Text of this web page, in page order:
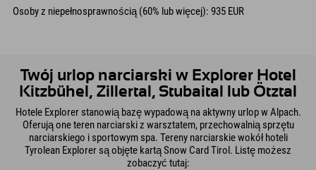
Osoby z niepełnosprawnością (60% lub więcej): 935 EUR
Twój urlop narciarski w Explorer Hotel
Kitzbühel, Zillertal, Stubaital lub Ötztal
Hotele Explorer stanowią bazę wypadową na aktywny urlop w Alpach.
Oferują one teren narciarski z warsztatem, przechowalnią sprzętu
narciarskiego i sportowym spa. Tereny narciarskie wokół hoteli
Tyrolean Explorer są objęte kartą Snow Card Tirol. Listę możesz
zobaczyć tutaj: